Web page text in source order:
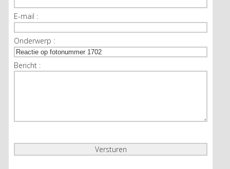
E-mail :
Onderwerp :
Bericht :